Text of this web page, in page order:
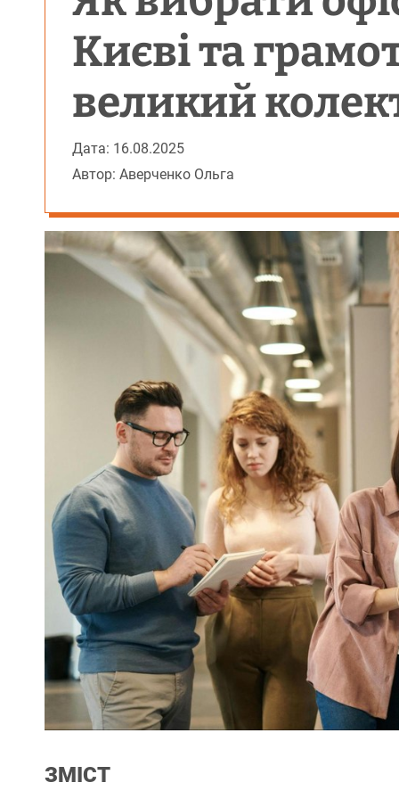
Києві та
великий
Дата: 16.08.2025
Автор: Аверченко Ольга
ЗМІСТ